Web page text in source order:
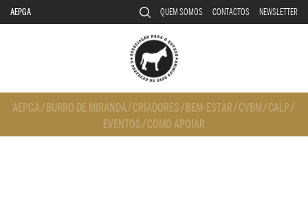
AEPGA QUEM SOMOS CONTACTOS NEWSLETTER
AEPGA/ BURRO DE MIRANDA/CRIADORES/ BEM-ESTAR/CVBM/CALP/
EVENTOS/COMO APOIAR